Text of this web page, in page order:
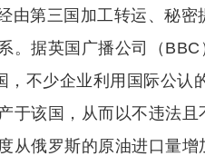
由第三国加工转运、秘
。据英国广播公司（
，不少企业利用国际公认
于该国，从而以不违法
从俄罗斯的原油进口量